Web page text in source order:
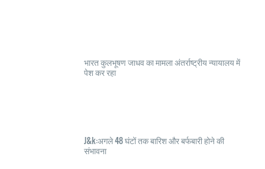
भारत कुलभूषण जाधव का मामला अंतर्राष्ट्रीय न्यायालय में
पेश कर रहा
J&k:अगले 48 घंटों तक बारिश और बर्फबारी होने की
संभावना